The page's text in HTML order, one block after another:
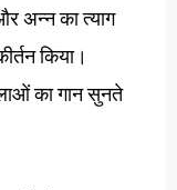
अन्न का त्याग
किया।
का गान सुनते